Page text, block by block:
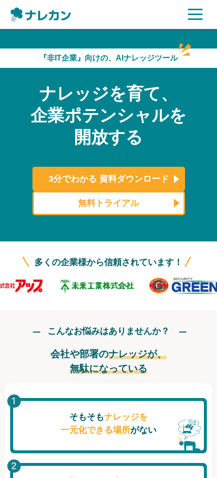
AI機能
ご利用企業様の声
セキュリティ
よくある質問
資料ダウンロード
ログイン
『非IT企業』向けの、AIナレッジツール
ナレッジを育て、
企業ポテンシャルを
開放する
3分でわかる 資料ダウンロード
無料トライアル
多くの企業様から信頼されています！
こんなお悩みはありませんか？
会社や部署のナレッジが、
無駄になっている
そもそもナレッジを
一元化できる場所がない